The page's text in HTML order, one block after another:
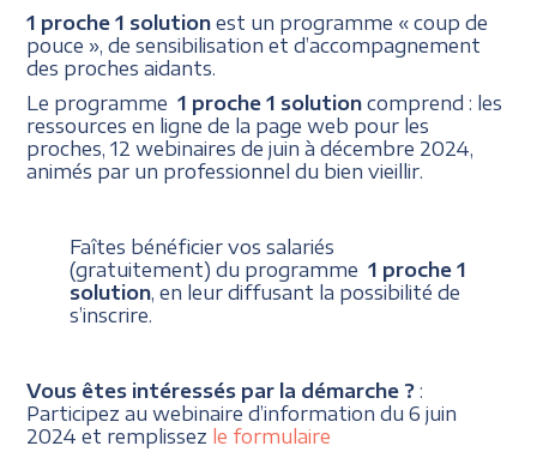
1 proche 1 solution est un programme « coup de
pouce », de sensibilisation et d’accompagnement
des proches aidants.
Le programme1 proche 1 solution comprend : les
ressources en ligne de la page web pour les
proches, 12 webinaires de juin à décembre 2024,
animés par un professionnel du bien vieillir.
Faîtes bénéficier vos salariés
(gratuitement) du programme1 proche 1
solution, en leur diffusant la possibilité de
s’inscrire.
Vous êtes intéressés par la démarche ? :
Participez au webinaire d’information du 6 juin
2024 et remplissez le formulaire